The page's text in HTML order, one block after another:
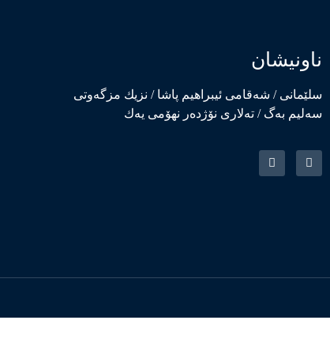
ناونیشان
سلێمانی / شەقامی ئیبراهیم پاشا / نزیك مزگەوتی
سەلیم بەگ / تەلاری نۆژدەر نهۆمی یەك